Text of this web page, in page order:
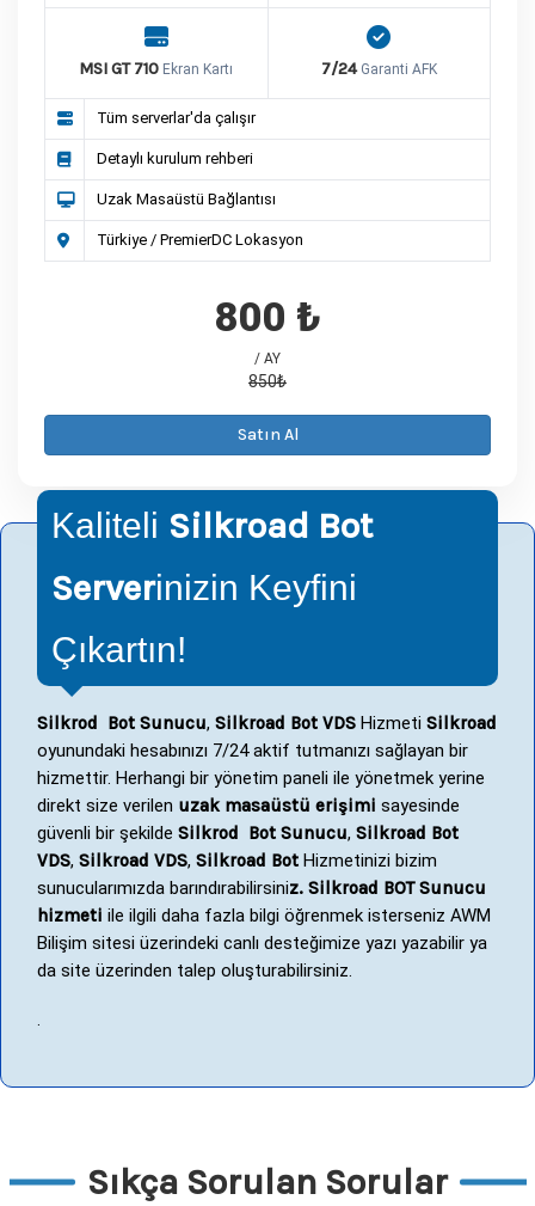
MSI GT 710 Ekran Kartı 7/24 Garanti AFK
Tüm serverlar'da çalışır
Detaylı kurulum rehberi
Uzak Masaüstü Bağlantısı
Türkiye / PremierDC Lokasyon
800 ₺
/ AY
850₺
Satın Al
Kaliteli Silkroad Bot
Serverinizin Keyfini
Çıkartın!
Silkrod Bot Sunucu, Silkroad Bot VDS Hizmeti Silkroad
oyunundaki hesabınızı 7/24 aktif tutmanızı sağlayan bir
hizmettir. Herhangi bir yönetim paneli ile yönetmek yerine
direkt size verilen uzak masaüstü erişimi sayesinde
güvenli bir şekilde Silkrod Bot Sunucu, Silkroad Bot
VDS, Silkroad VDS, Silkroad Bot Hizmetinizi bizim
sunucularımızda barındırabilirsiniz. Silkroad BOT Sunucu
hizmeti ile ilgili daha fazla bilgi öğrenmek isterseniz AWM
Bilişim sitesi üzerindeki canlı desteğimize yazı yazabilir ya
da site üzerinden talep oluşturabilirsiniz.
Sıkça Sorulan Sorular